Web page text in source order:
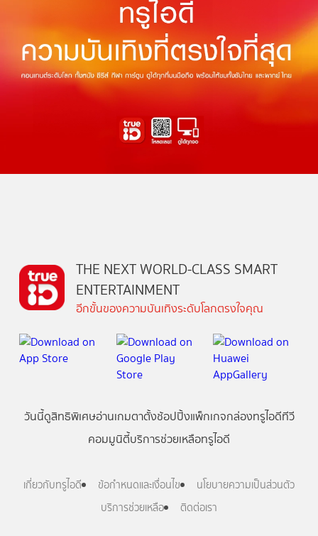
THE NEXT WORLD-CLASS SMART
ENTERTAINMENT
อีกขั้นของความบันเทิงระดับโลกตรงใจคุณ
วันนี้ดูสิทธิพิเศษอ่านเกมตาตั้งช้อปปิ้งแพ็กเกจกล่องทรูไอดีทีวี
คอมมูนิตี้บริการช่วยเหลือทรูไอดี
เกี่ยวกับทรูไอดี ข้อกำหนดและเงื่อนไข
นโยบายความเป็นส่วนตัว
บริการช่วยเหลือ
ติดต่อเรา